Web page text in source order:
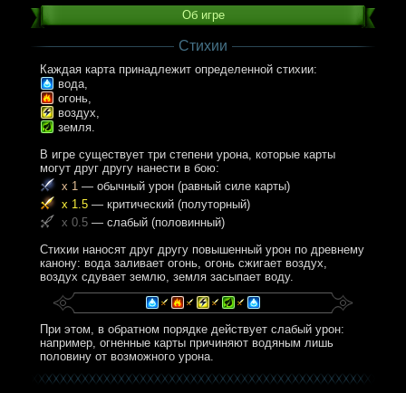
Об игре
Стихии
Каждая карта принадлежит определенной стихии:
вода,
огонь,
воздух,
земля.
В игре существует три степени урона, которые карты
могут друг другу нанести в бою:
x 1 — обычный урон (равный силе карты)
x 1.5 — критический (полуторный)
x 0.5 — слабый (половинный)
Стихии наносят друг другу повышенный урон по древнему
канону: вода заливает огонь, огонь сжигает воздух,
воздух сдувает землю, земля засыпает воду.
При этом, в обратном порядке действует слабый урон:
например, огненные карты причиняют водяным лишь
половину от возможного урона.